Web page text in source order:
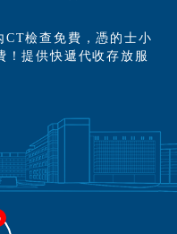
CT檢查免費，憑的士小
！提供快遞代收存放服